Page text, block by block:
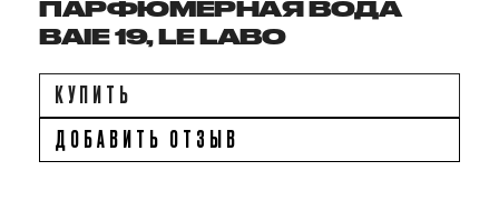
ПАРФЮМЕРНАЯ ВОДА
BAIE 19, LE LABO
КУПИТЬ
ДОБАВИТЬ ОТЗЫВ